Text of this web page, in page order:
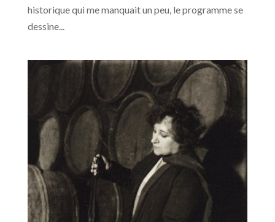
historique qui me manquait un peu, le programme se
dessine...